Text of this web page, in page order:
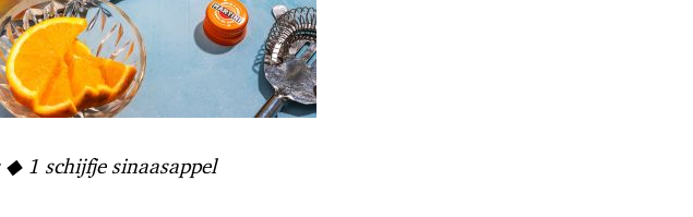
1 schijfje sinaasappel